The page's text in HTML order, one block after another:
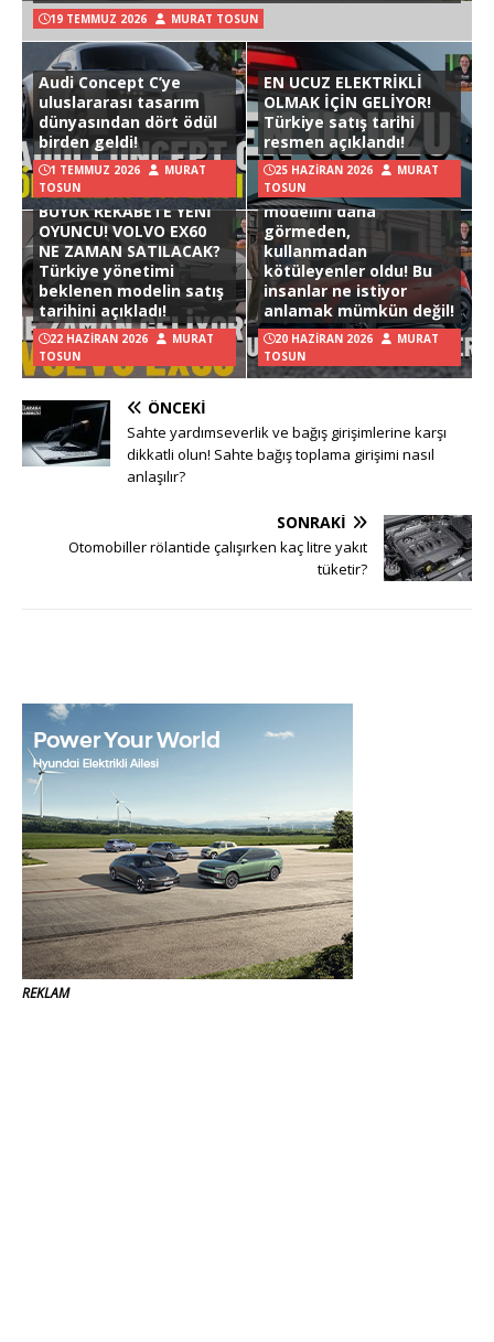
19 TEMMUZ 2026 MURAT TOSUN
Audi Concept C’ye
uluslararası tasarım
dünyasından dört ödül
birden geldi!
1 TEMMUZ 2026
MURAT
TOSUN
EN UCUZ ELEKTRİKLİ
OLMAK İÇİN GELİYOR!
Türkiye satış tarihi
resmen açıklandı!
25 HAZIRAN 2026
MURAT
TOSUN
BÜYÜK REKABETE YENİ
OYUNCU! VOLVO EX60
NE ZAMAN SATILACAK?
Türkiye yönetimi
beklenen modelin satış
tarihini açıkladı!
22 HAZIRAN 2026
MURAT
TOSUN
Hyundai Ioniq 3
modelini daha
görmeden,
kullanmadan
kötüleyenler oldu! Bu
insanlar ne istiyor
anlamak mümkün değil!
20 HAZIRAN 2026
MURAT
TOSUN
ÖNCEKI
Sahte yardımseverlik ve bağış girişimlerine karşı
dikkatli olun! Sahte bağış toplama girişimi nasıl
anlaşılır?
SONRAKI
Otomobiller rölantide çalışırken kaç litre yakıt
tüketir?
REKLAM